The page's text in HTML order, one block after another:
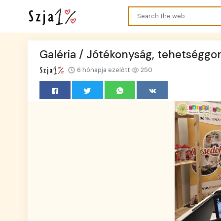
Galéria / Jótékonyság,
6 hónapja ezelőtt 250